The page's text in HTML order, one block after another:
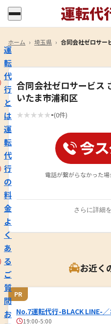
運
転
代
行
と
は
運
転
代
行
の
料
金
よ
く
あ
る
ご
質
問
お
ホーム › 埼玉県 › 合同会社ゼロサー
合同会社ゼロサービス
いたま市浦和区
★★★★★-(0件)
電話が繋がらなかった場
さらに詳細
お近く
PR
No.7運転代行-BLACK LINE-
19:00-5:00